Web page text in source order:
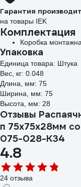
Гарантия
на товары IEK
Комплектация
Коробка
Упаковка
Единица товара: Штука
Вес, кг: 0.048
Длина, мм: 75
Ширина, мм: 75
Высота, мм: 28
Отзывы
п 75x75x28мм
075-028-K34
4.8
24 отзыва